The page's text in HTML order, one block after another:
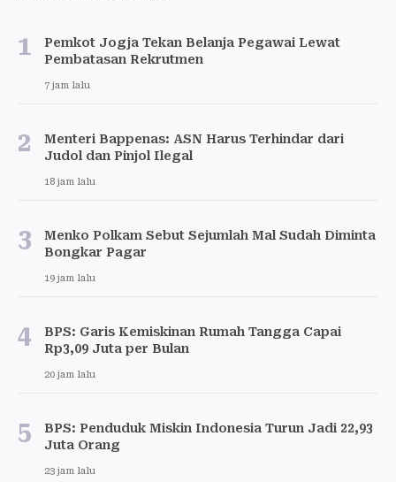
1
Pemkot Jogja Tekan Belanja Pegawai Lewat
Pembatasan Rekrutmen
7 jam lalu
2
Menteri Bappenas: ASN Harus Terhindar dari
Judol dan Pinjol Ilegal
18 jam lalu
3
Menko Polkam Sebut Sejumlah Mal Sudah Diminta
Bongkar Pagar
19 jam lalu
4
BPS: Garis Kemiskinan Rumah Tangga Capai
Rp3,09 Juta per Bulan
20 jam lalu
5
BPS: Penduduk Miskin Indonesia Turun Jadi 22,93
Juta Orang
23 jam lalu